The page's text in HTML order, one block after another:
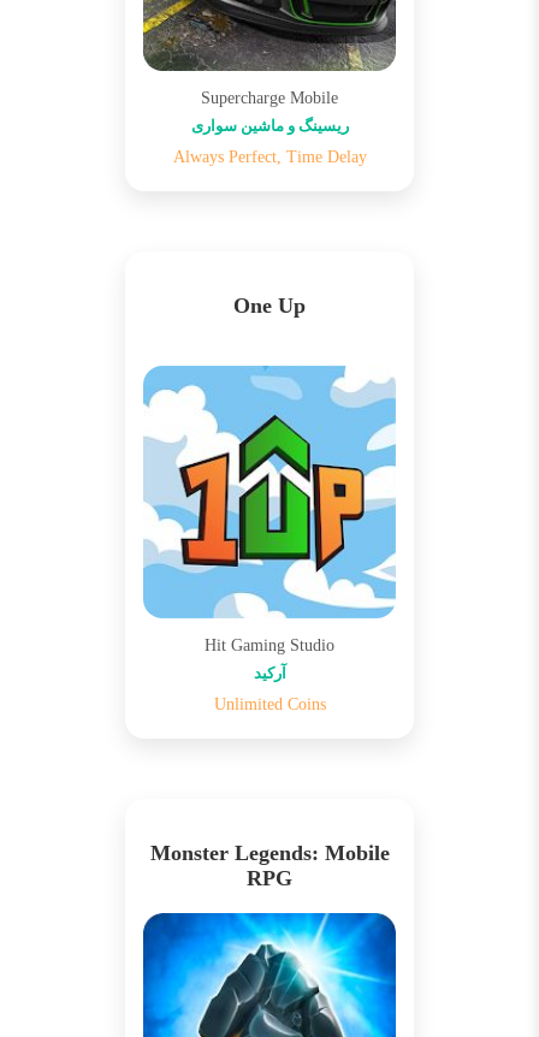
Supercharge Mobile
ریسینگ و ماشین سواری
Always Perfect, Time Delay
One Up
Hit Gaming Studio
آرکید
Unlimited Coins
Monster Legends: Mobile
RPG